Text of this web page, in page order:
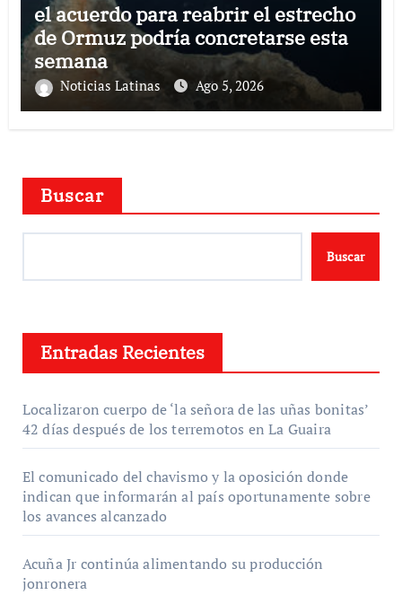
el acuerdo para reabrir el estrecho
de Ormuz podría concretarse esta
semana
Noticias Latinas Ago 5, 2026
Buscar
Buscar
Entradas Recientes
Localizaron cuerpo de ‘la señora de las uñas bonitas’
42 días después de los terremotos en La Guaira
El comunicado del chavismo y la oposición donde
indican que informarán al país oportunamente sobre
los avances alcanzado
Acuña Jr continúa alimentando su producción
jonronera